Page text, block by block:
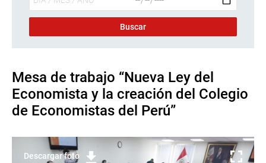
Mesa de trabajo “Nueva Ley del
Economista y la creación del Colegio
de Economistas del Perú”
Descargar foto